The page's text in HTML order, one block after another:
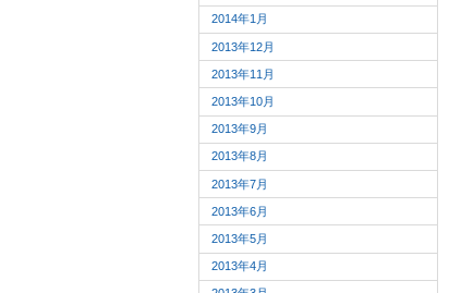
2014年1月
2013年12月
2013年11月
2013年10月
2013年9月
2013年8月
2013年7月
2013年6月
2013年5月
2013年4月